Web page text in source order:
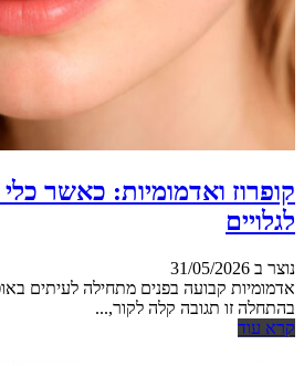
קופרוז ואדמומיות: כאשר
לגלויים
נוצר ב 31/05/2026
אדמומיות קבועה בפנים מתחילה לעיתים
בהתחלה זו תגובה קלה לקור,...
קרא עוד